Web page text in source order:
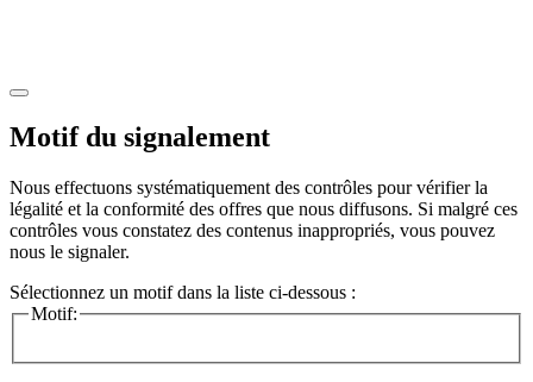
Motif du signalement
Nous effectuons systématiquement des contrôles pour vérifier la
légalité et la conformité des offres que nous diffusons. Si malgré ces
contrôles vous constatez des contenus inappropriés, vous pouvez
nous le signaler.
Sélectionnez un motif dans la liste ci-dessous :
Motif: